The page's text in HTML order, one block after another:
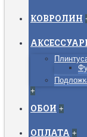
КОВРОЛИН
+
ОБОИ +
ОПЛАТА +